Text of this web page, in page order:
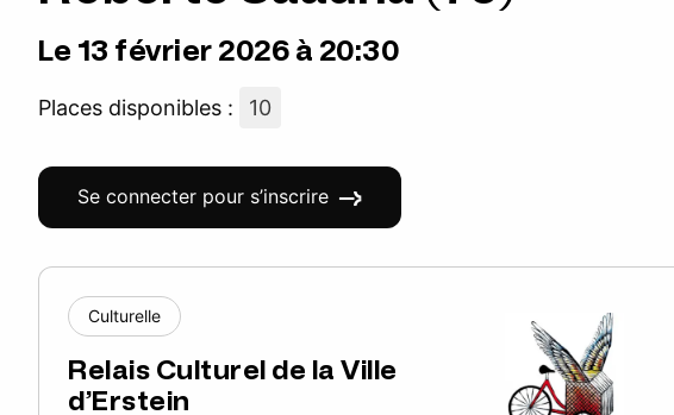
Le 13 février 2026 à 20:30
Places disponibles : 10
Se connecter pour s’inscrire
Culturelle
Relais Culturel de la Ville
d’Erstein